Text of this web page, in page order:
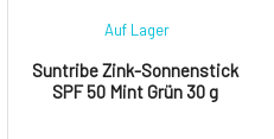
Suntribe Zink-Sonnenstick
SPF 50 Mint Grün 30 g
Auf Lager